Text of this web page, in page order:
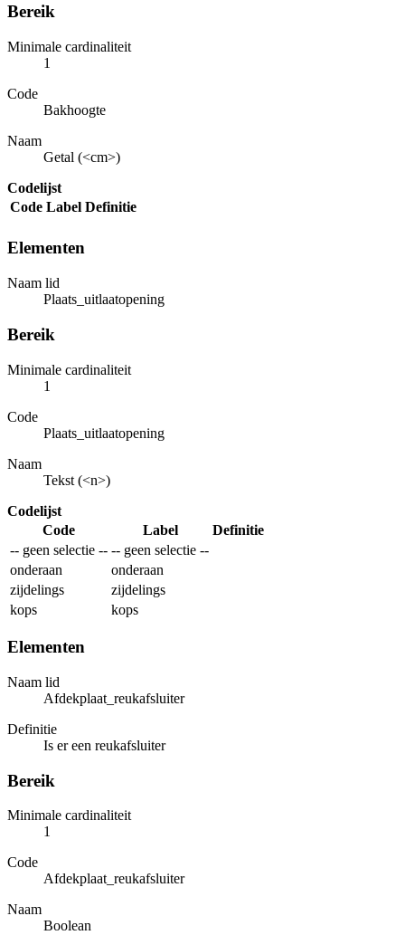
Bereik
Minimale cardinaliteit
1
Code
Bakhoogte
Naam
Getal (<cm>)
Codelijst
Code Label Definitie
Elementen
Naam lid
Plaats_uitlaatopening
Bereik
Minimale cardinaliteit
1
Code
Plaats_uitlaatopening
Naam
Tekst (<n>)
Codelijst
Code
Label
Definitie
-- geen selectie -- -- geen selectie --
onderaan
onderaan
zijdelings
zijdelings
kops
kops
Elementen
Naam lid
Afdekplaat_reukafsluiter
Definitie
Is er een reukafsluiter
Bereik
Minimale cardinaliteit
1
Code
Afdekplaat_reukafsluiter
Naam
Boolean